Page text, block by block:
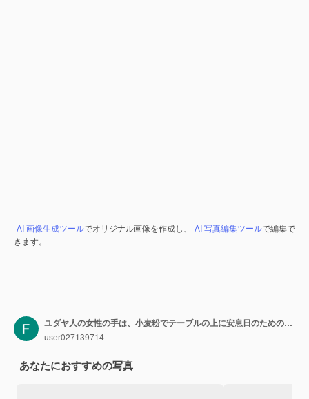
AI 画像生成ツールでオリジナル画像を作成し、 AI 写真編集ツールで編集で
きます。
ユダヤ人の女性の手は、小麦粉でテーブルの上に安息日のためのピグテールでカラを織ります
user027139714
あなたにおすすめの写真